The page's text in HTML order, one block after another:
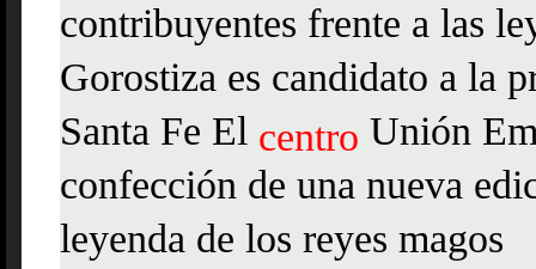
contribuyentes frente a las
Gorostiza es candidato a la
Santa Fe El centro Unión
confección de una nueva
leyenda de los reyes magos